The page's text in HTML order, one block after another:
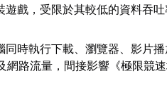
戲，受限於其較低的資料吞
同時執行下載、瀏覽器、影片
網路流量，間接影響《極限競